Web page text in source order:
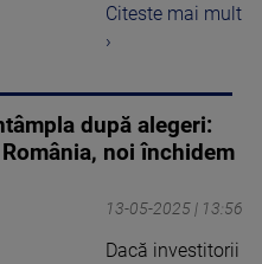
Citeste mai mult
›
după alegeri:
noi închidem
13-05-2025 | 13:56
Dacă investitorii